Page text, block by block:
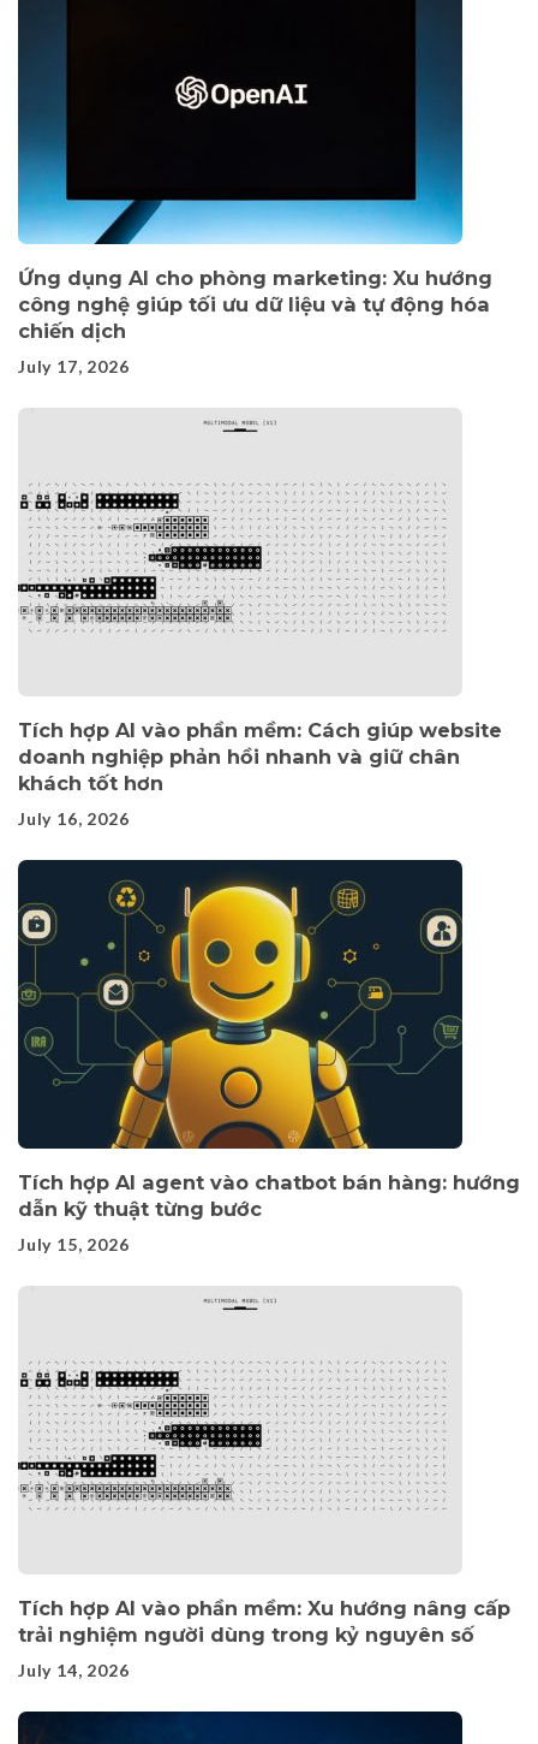
Ứng dụng AI cho phòng marketing: Xu hướng
công nghệ giúp tối ưu dữ liệu và tự động hóa
chiến dịch
July 17, 2026
Tích hợp AI vào phần mềm: Cách giúp website
doanh nghiệp phản hồi nhanh và giữ chân
khách tốt hơn
July 16, 2026
Tích hợp AI agent vào chatbot bán hàng: hướng
dẫn kỹ thuật từng bước
July 15, 2026
Tích hợp AI vào phần mềm: Xu hướng nâng cấp
trải nghiệm người dùng trong kỷ nguyên số
July 14, 2026